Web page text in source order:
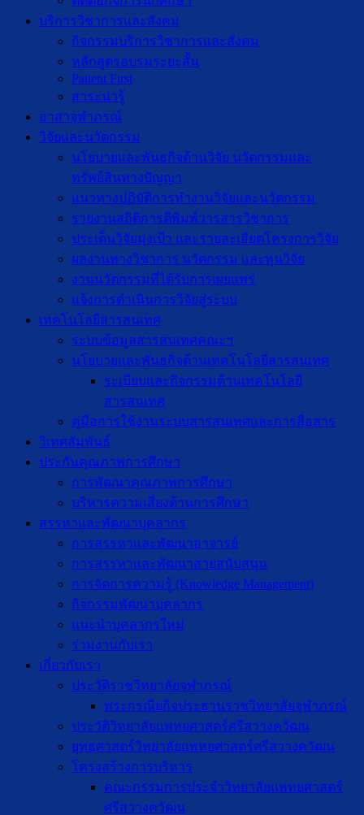
บริการวิชาการและสังคม
กิจกรรมบริการวิชาการและสังคม
หลักสูตรอบรมระยะสั้น
Patient First
สาระน่ารู้
อาสาจุฬาภรณ์
วิจัยและนวัตกรรม
นโยบายและพันธกิจด้านวิจัย นวัตกรรมและ
ทรัพย์สินทางปัญญา
แนวทางปฏิบัติการทำงานวิจัยและนวัตกรรม
รายงานสถิติการตีพิมพ์วารสารวิชาการ
ประเด็นวิจัยมุ่งเป้า และรายละเอียดโครงการวิจัย
ผลงานทางวิชาการ นวัตกรรม และทุนวิจัย
งานนวัตกรรมที่ได้รับการเผยแพร่
แจ้งการดำเนินการวิจัยสู่ระบบ
เทคโนโลยีสารสนเทศ
ระบบข้อมูลสารสนเทศคณะฯ
นโยบายและพันธกิจด้านเทคโนโลยีสารสนเทศ
ระเบียบและกิจกรรมด้านเทคโนโลยี
สารสนเทศ
คู่มือการใช้งานระบบสารสนเทศและการสื่อสาร
วิเทศสัมพันธ์
ประกันคุณภาพการศึกษา
การพัฒนาคุณภาพการศึกษา
บริหารความเสี่ยงด้านการศึกษา
สรรหาและพัฒนาบุคลากร
การสรรหาและพัฒนาอาจารย์
การสรรหาและพัฒนาสายสนับสนุน
การจัดการความรู้ (Knowledge Management)
กิจกรรมพัฒนาบุคลากร
แนะนำบุคลากรใหม่
ร่วมงานกับเรา
เกี่ยวกับเรา
ประวัติราชวิทยาลัยจุฬาภรณ์
พระกรณียกิจประธานราชวิทยาลัยจุฬาภรณ์
ประวัติวิทยาลัยแพทยศาสตร์ศรีสวางควัฒน
ยุทธศาสตร์วิทยาลัยแพทยศาสตร์ศรีสวางควัฒน
โครงสร้างการบริหาร
คณะกรรมการประจำวิทยาลัยแพทยศาสตร์
ศรีสวางควัฒน